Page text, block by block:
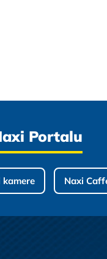
Portalu
kamere Naxi